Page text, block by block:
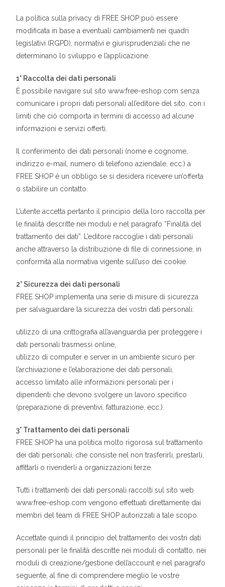
La politica sulla privacy di FREE SHOP può essere
modificata in base a eventuali cambiamenti nei quadri
legislativi (RGPD), normativi e giurisprudenziali che ne
determinano lo sviluppo e l’applicazione.
1° Raccolta dei dati personali
È possibile navigare sul sito www.free-eshop.com senza
comunicare i propri dati personali all’editore del sito, con i
limiti che ciò comporta in termini di accesso ad alcune
informazioni e servizi offerti.
Il conferimento dei dati personali (nome e cognome,
indirizzo e-mail, numero di telefono aziendale, ecc.) a
FREE SHOP è un obbligo se si desidera ricevere un’offerta
o stabilire un contatto.
L’utente accetta pertanto il principio della loro raccolta per
le finalità descritte nei moduli e nel paragrafo “Finalità del
trattamento dei dati”. L’editore raccoglie i dati personali
anche attraverso la distribuzione di file di connessione, in
conformità alla normativa vigente sull’uso dei cookie.
2° Sicurezza dei dati personali
FREE SHOP implementa una serie di misure di sicurezza
per salvaguardare la sicurezza dei vostri dati personali:
utilizzo di una crittografia all’avanguardia per proteggere i
dati personali trasmessi online,
utilizzo di computer e server in un ambiente sicuro per
l’archiviazione e l’elaborazione dei dati personali,
accesso limitato alle informazioni personali per i
dipendenti che devono svolgere un lavoro specifico
(preparazione di preventivi, fatturazione, ecc.).
3° Trattamento dei dati personali
FREE SHOP ha una politica molto rigorosa sul trattamento
dei dati personali, che consiste nel non trasferirli, prestarli,
affittarli o rivenderli a organizzazioni terze.
Tutti i trattamenti dei dati personali raccolti sul sito web
www.free-eshop.com vengono effettuati direttamente dai
membri del team di FREE SHOP autorizzati a tale scopo.
Accettate quindi il principio del trattamento dei vostri dati
personali per le finalità descritte nei moduli di contatto, nei
moduli di creazione/gestione dell’account e nel paragrafo
seguente, al fine di comprendere meglio le vostre